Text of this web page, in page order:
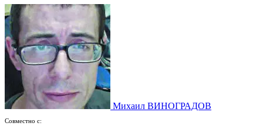
Михаил ВИНОГРАДОВ
Совместно с: